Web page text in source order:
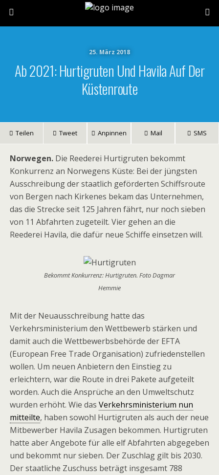
25. März 2018
Ab 2021: Hurtigruten Und Havila Auf Der
Küstenroute
Teilen Tweet Anpinnen Mail SMS
Norwegen. Die Reederei Hurtigruten bekommt
Konkurrenz an Norwegens Küste: Bei der jüngsten
Ausschreibung der staatlich geförderten Schiffsroute
von Bergen nach Kirkenes bekam das Unternehmen,
das die Strecke seit 125 Jahren fährt, nur noch sieben
von 11 Abfahrten zugeteilt. Vier gehen an die
Reederei Havila, die dafür neue Schiffe einsetzen will.
Bekommt Konkurrenz: Hurtigruten. Foto Dagmar
Hemmie
Mit der Neuausschreibung hatte das
Verkehrsministerium den Wettbewerb stärken und
damit auch die Wettbewerbsbehörde der EFTA
(European Free Trade Organisation) zufriedenstellen
wollen. Um neuen Anbietern den Einstieg zu
erleichtern, war die Route in drei Pakete aufgeteilt
worden. Auch die Ansprüche an den Umweltschutz
wurden erhöht. Wie das Verkehrsministerium nun
mitteilte, haben sowohl Hurtigruten als auch der neue
Mitbewerber Havila Zusagen bekommen. Hurtigruten
hatte aber Angebote für alle elf Abfahrten abgegeben
und bekommt nur sieben. Der Zuschlag gilt bis 2030.
Der staatliche Zuschuss beträgt insgesamt 788